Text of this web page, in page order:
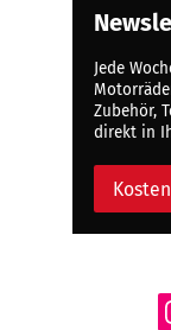
Jede
Zubehör,
direkt in